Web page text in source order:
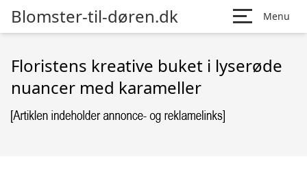
Blomster-til-døren.dk Menu
Floristens kreative buket i lyserøde
nuancer med karameller